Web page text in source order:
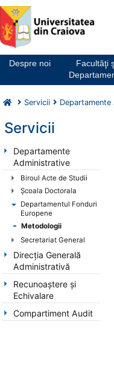
Notă:
Acest
website
un
sistem
accesibilitate.
Despre noi
Facultăţi
Servicii
Servicii
Departamente
Administrative
Biroul Acte de Studii
Şcoala Doctorala
Departamentul Fonduri
Europene
Metodologii
Secretariat General
Direcţia Generală
Administrativă
Recunoaștere și
Echivalare
Compartiment Audit